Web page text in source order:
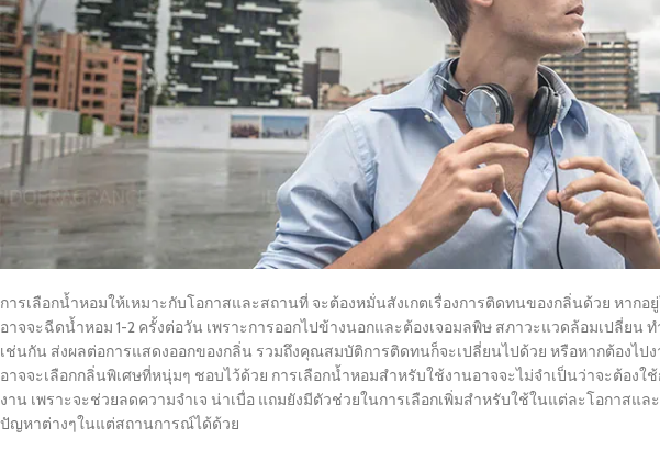
การเลือกน้ำหอมให้เหมาะกับโอกาสและสถานที่ จะต้องหมั่นสังเกตเรื่องการติดทนของกลิ่นด้วย หาก
อาจจะฉีดน้ำหอม 1-2 ครั้งต่อวัน เพราะการออกไปข้างนอกและต้องเจอมลพิษ สภาวะแวดล้อมเปลี่ย
เช่นกัน ส่งผลต่อการแสดงออกของกลิ่น รวมถึงคุณสมบัติการติดทนก็จะเปลี่ยนไปด้วย หรือหากต้องไป
อาจจะเลือกกลิ่นพิเศษที่หนุ่มๆ ชอบไว้ด้วย การเลือกน้ำหอมสำหรับใช้งานอาจจะไม่จำเป็นว่าจะต้อง
งาน เพราะจะช่วยลดความจำเจ น่าเบื่อ แถมยังมีตัวช่วยในการเลือกเพิ่มสำหรับใช้ในแต่ละโอกาสแ
ปัญหาต่างๆในแต่สถานการณ์ได้ด้วย